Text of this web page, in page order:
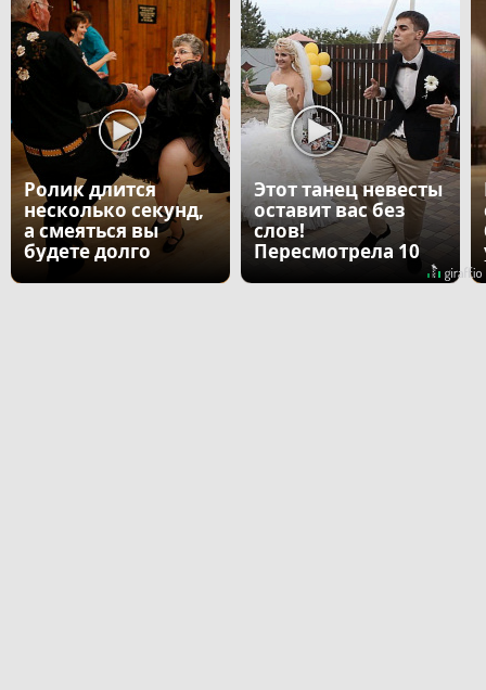
Ролик длится
несколько секунд,
а смеяться вы
будете долго
Этот танец невесты
оставит вас без
слов!
Пересмотрела 10